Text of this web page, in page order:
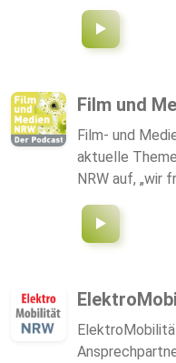
Film und
Film- und
aktuelle
NRW auf, „wir
nächste
und
und
Gefördert